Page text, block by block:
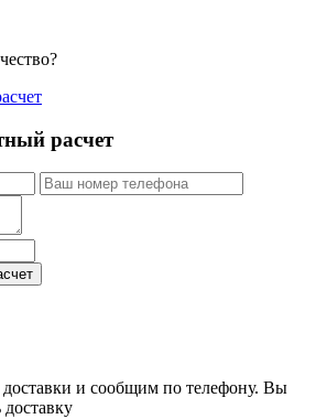
расчет
доставки и сообщим по телефону. Вы
доставку